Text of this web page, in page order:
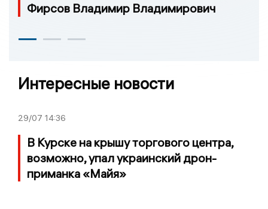
Фирсов Владимир Владимирович
Интересные новости
29/07 14:36
В Курске на крышу торгового центра,
возможно, упал украинский дрон-
приманка «Майя»